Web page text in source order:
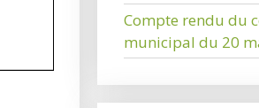
Compte rendu du
municipal du 20